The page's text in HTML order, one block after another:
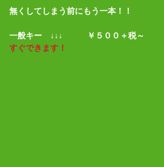
無くしてしまう前にもう一本！！
一般キー　↓↓↓　　　￥５００＋税～
すぐできます！